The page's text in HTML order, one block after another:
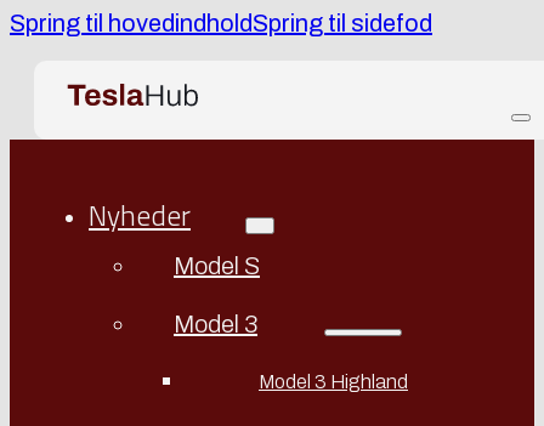
Spring til hovedindholdSpring til sidefod
Nyheder
Model S
Model 3
Model 3 Highland